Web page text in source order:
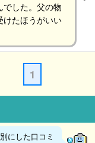
した。父の物
けたほうがいい
1
にした口コミ